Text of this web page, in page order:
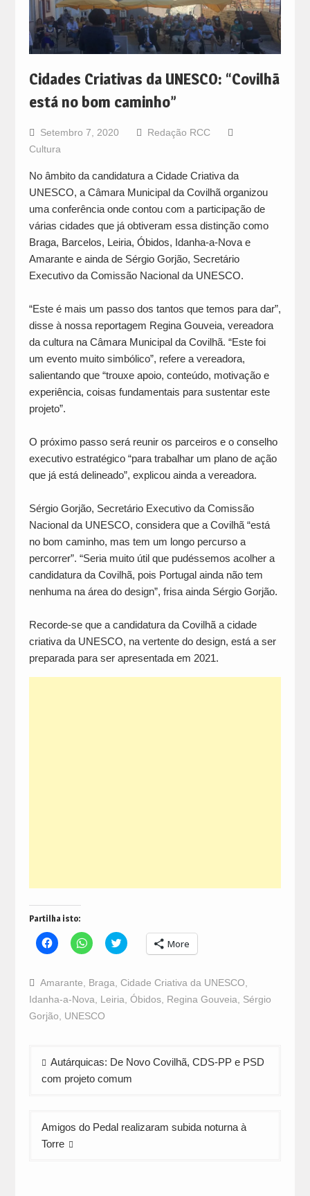
Cidades Criativas da UNESCO: “Covilhã
está no bom caminho”
Setembro 7, 2020
Redação RCC
Cultura
No âmbito da candidatura a Cidade Criativa da
UNESCO, a Câmara Municipal da Covilhã organizou
uma conferência onde contou com a participação de
várias cidades que já obtiveram essa distinção como
Braga, Barcelos, Leiria, Óbidos, Idanha-a-Nova e
Amarante e ainda de Sérgio Gorjão, Secretário
Executivo da Comissão Nacional da UNESCO.
“Este é mais um passo dos tantos que temos para dar”,
disse à nossa reportagem Regina Gouveia, vereadora
da cultura na Câmara Municipal da Covilhã. “Este foi
um evento muito simbólico”, refere a vereadora,
salientando que “trouxe apoio, conteúdo, motivação e
experiência, coisas fundamentais para sustentar este
projeto”.
O próximo passo será reunir os parceiros e o conselho
executivo estratégico “para trabalhar um plano de ação
que já está delineado”, explicou ainda a vereadora.
Sérgio Gorjão, Secretário Executivo da Comissão
Nacional da UNESCO, considera que a Covilhã “está
no bom caminho, mas tem um longo percurso a
percorrer”. “Seria muito útil que pudéssemos acolher a
candidatura da Covilhã, pois Portugal ainda não tem
nenhuma na área do design”, frisa ainda Sérgio Gorjão.
Recorde-se que a candidatura da Covilhã a cidade
criativa da UNESCO, na vertente do design, está a ser
preparada para ser apresentada em 2021.
Partilha isto:
Click
to
Facebook
(Opens
in
new
window)
Click
to
WhatsApp
(Opens
in
new
window)
Click
to
Twitter
(Opens
in
new
More
Amarante Braga Cidade Criativa da UNESCO
Idanha-a-Nova
Leiria Óbidos, Regina Gouveia
Sérgio
Gorjão
UNESCO
Navegação
de
Autárquicas: De Novo Covilhã, CDS-PP e PSD
com projeto comum
Amigos do Pedal realizaram subida noturna à
Torre